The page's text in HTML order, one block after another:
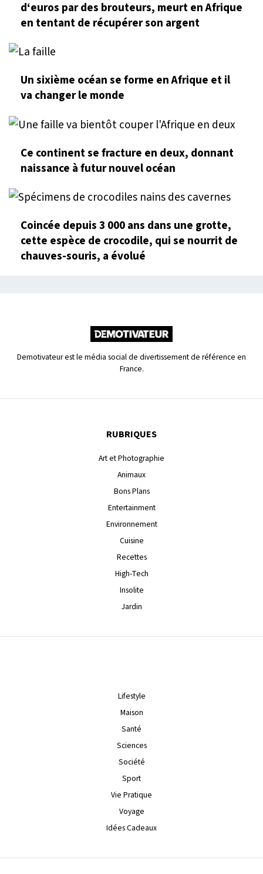
d‘euros par des brouteurs, meurt en Afrique
en tentant de récupérer son argent
Un sixième océan se forme en Afrique et il
va changer le monde
Ce continent se fracture en deux, donnant
naissance à futur nouvel océan
Coincée depuis 3 000 ans dans une grotte,
cette espèce de crocodile, qui se nourrit de
chauves-souris, a évolué
Demotivateur est le média social de divertissement de référence en
France.
RUBRIQUES
Art et Photographie
Animaux
Bons Plans
Entertainment
Environnement
Cuisine
Recettes
High-Tech
Insolite
Jardin
Lifestyle
Maison
Santé
Sciences
Société
Sport
Vie Pratique
Voyage
Idées Cadeaux